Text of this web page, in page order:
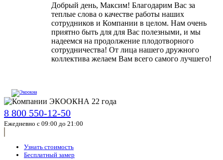
Добрый день, Максим! Благодарим Вас за
теплые слова о качестве работы наших
сотрудников и Компании в целом. Нам очень
приятно быть для для Вас полезными, и мы
надеемся на продолжение плодотворного
сотрудничества! От лица нашего дружного
коллектива желаем Вам всего самого лучшего!
8 800 550-12-50
Ежедневно с 09:00 до 21:00
Узнать стоимость
Бесплатный замер